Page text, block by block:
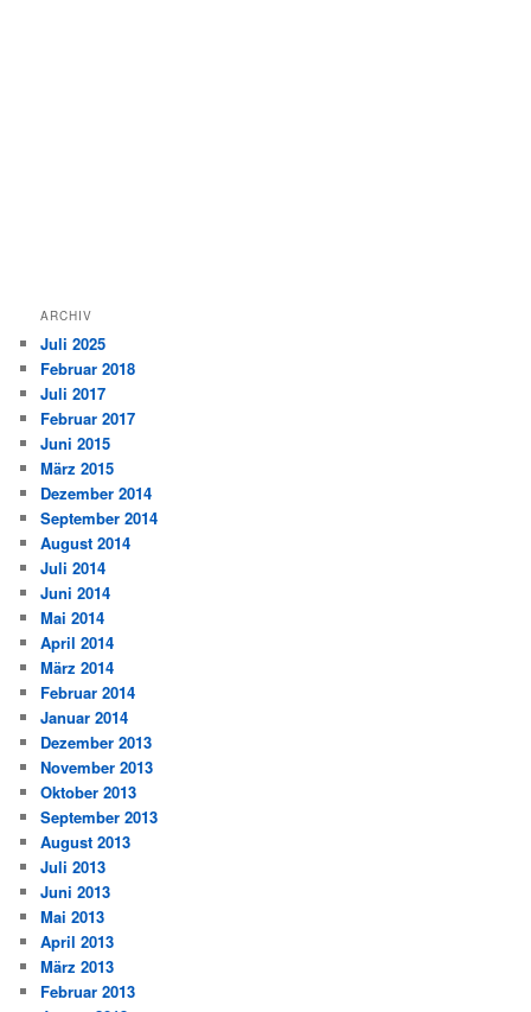
ARCHIV
Juli 2025
Februar 2018
Juli 2017
Februar 2017
Juni 2015
März 2015
Dezember 2014
September 2014
August 2014
Juli 2014
Juni 2014
Mai 2014
April 2014
März 2014
Februar 2014
Januar 2014
Dezember 2013
November 2013
Oktober 2013
September 2013
August 2013
Juli 2013
Juni 2013
Mai 2013
April 2013
März 2013
Februar 2013